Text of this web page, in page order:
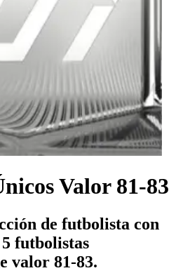
Valor 81-83
de futbolista con
futbolistas
valor 81-83.